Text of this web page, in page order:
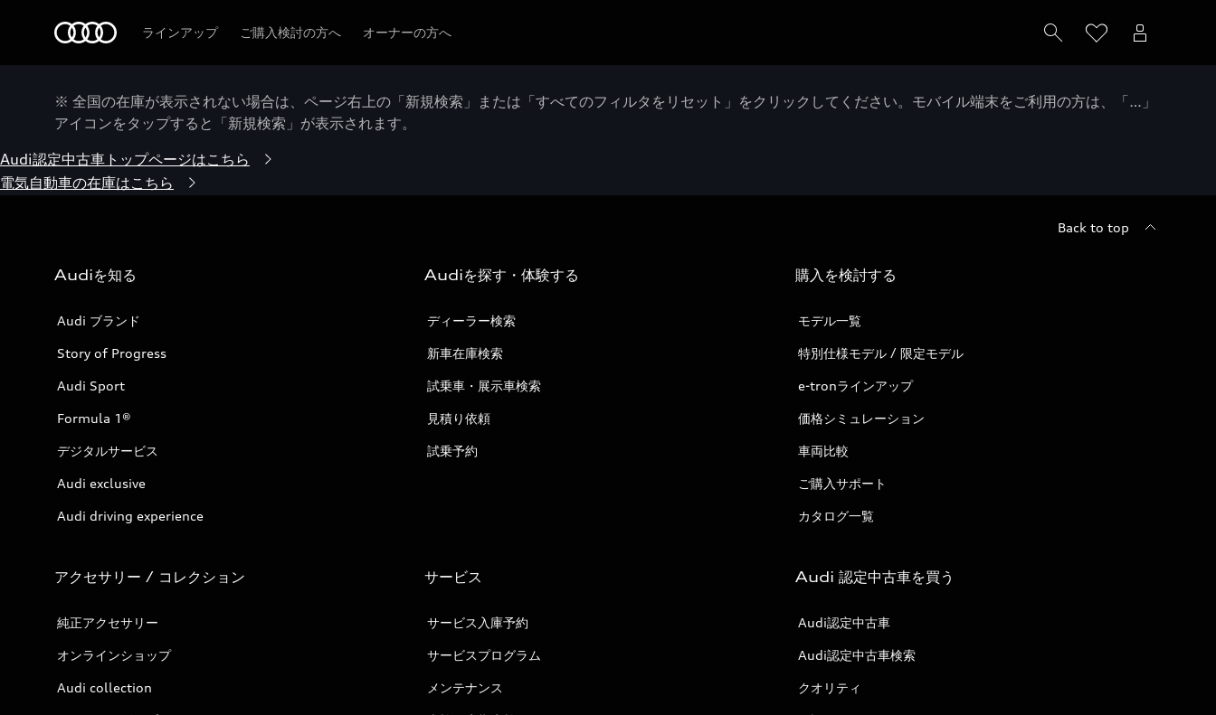
ラインアップ ご購入検討の方へ オーナーの方へ
※ 全国の在庫が表示されない場合は、ページ右上の「新規検索」または「すべてのフィルタをリセット」をクリックしてください。モバイル端末をご利用の方は、「…」
アイコンをタップすると「新規検索」が表示されます。
Audi認定中古車トップページはこちら
電気自動車の在庫はこちら
Back to top
Audiを知る
Audi ブランド
Story of Progress
Audi Sport
Formula 1®
デジタルサービス
Audi exclusive
Audi driving experience
Audiを探す・体験する
ディーラー検索
新車在庫検索
試乗車・展示車検索
見積り依頼
試乗予約
購入を検討する
モデル一覧
特別仕様モデル / 限定モデル
e-tronラインアップ
価格シミュレーション
車両比較
ご購入サポート
カタログ一覧
アクセサリー / コレクション
純正アクセサリー
オンラインショップ
Audi collection
サービス
サービス入庫予約
サービスプログラム
メンテナンス
Audi 認定中古車を買う
Audi認定中古車
Audi認定中古車検索
クオリティ